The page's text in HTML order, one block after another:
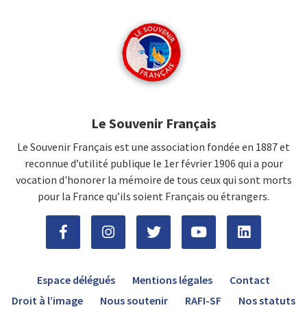
Le Souvenir Français
Le Souvenir Français est une association fondée en 1887 et
reconnue d’utilité publique le 1er février 1906 qui a pour
vocation d'honorer la mémoire de tous ceux qui sont morts
pour la France qu’ils soient Français ou étrangers.
Espace délégués Mentions légales
Contact
Droit à l’image
Nous soutenir RAFI-SF Nos statuts